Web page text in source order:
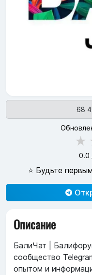
68
★
0.0
⭐ Будьте
Описание
БалиЧат |
сообщество
опытом и